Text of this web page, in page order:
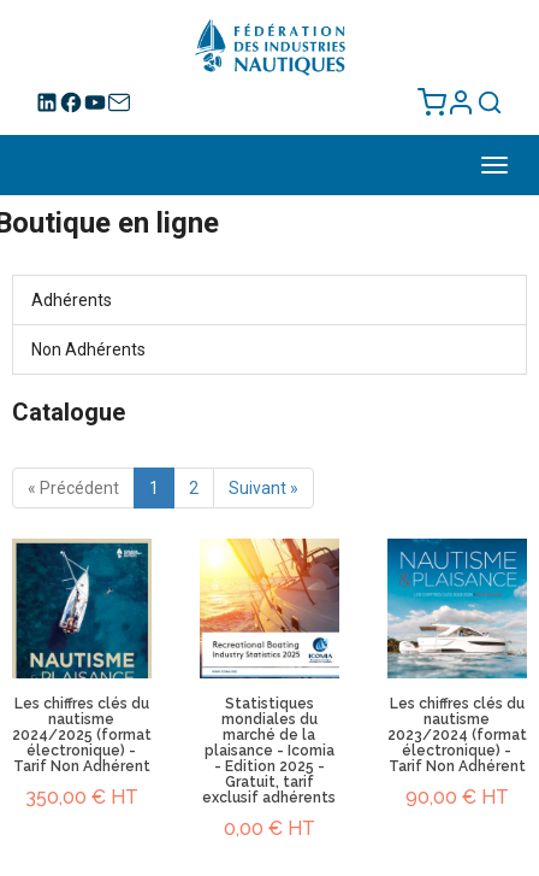
en ligne
Adhérents
Non Adhérents
Catalogue
« Précédent 1 2 Suivant »
Les chiffres clés du
nautisme
2024/2025 (format
électronique) -
Tarif Non Adhérent
350,00 € HT
Statistiques
mondiales du
marché de la
plaisance - Icomia
- Edition 2025 -
Gratuit, tarif
exclusif adhérents
0,00 € HT
Les chiffres clés du
nautisme
2023/2024 (format
électronique) -
Tarif Non Adhérent
90,00 € HT